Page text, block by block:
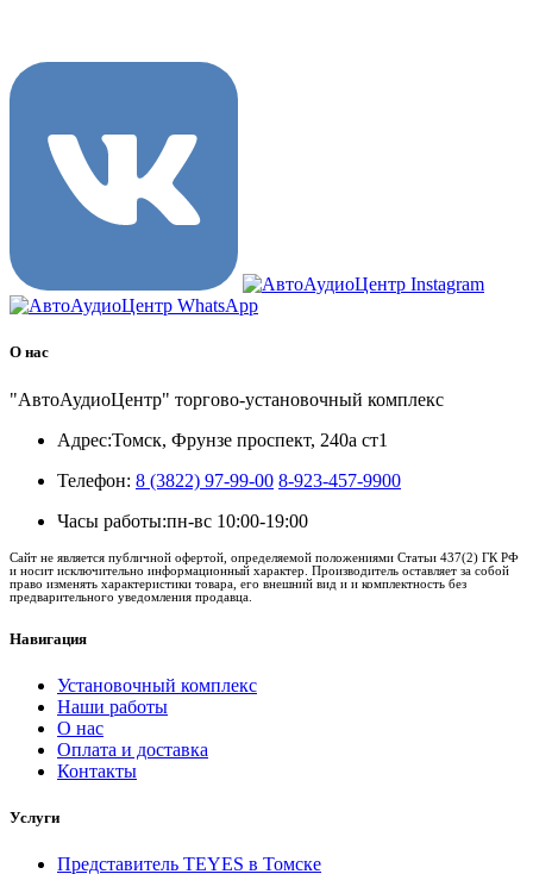
О нас
"АвтоАудиоЦентр" торгово-установочный комплекс
Адрес:Томск, Фрунзе проспект, 240а ст1
Телефон: 8 (3822) 97-99-00 8-923-457-9900
Часы работы:пн-вс 10:00-19:00
Сайт не является публичной офертой, определяемой положениями Статьи 437(2) ГК РФ
и носит исключительно информационный характер. Производитель оставляет за собой
право изменять характеристики товара, его внешний вид и и комплектность без
предварительного уведомления продавца.
Навигация
Установочный комплекс
Наши работы
О нас
Оплата и доставка
Контакты
Услуги
Представитель TEYES в Томске